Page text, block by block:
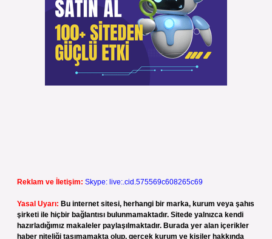
Reklam ve İletişim: Skype: live:.cid.575569c608265c69
Yasal Uyarı: Bu internet sitesi, herhangi bir marka, kurum veya şahıs
şirketi ile hiçbir bağlantısı bulunmamaktadır. Sitede yalnızca kendi
hazırladığımız makaleler paylaşılmaktadır. Burada yer alan içerikler
haber niteliği taşımamakta olup, gerçek kurum ve kişiler hakkında